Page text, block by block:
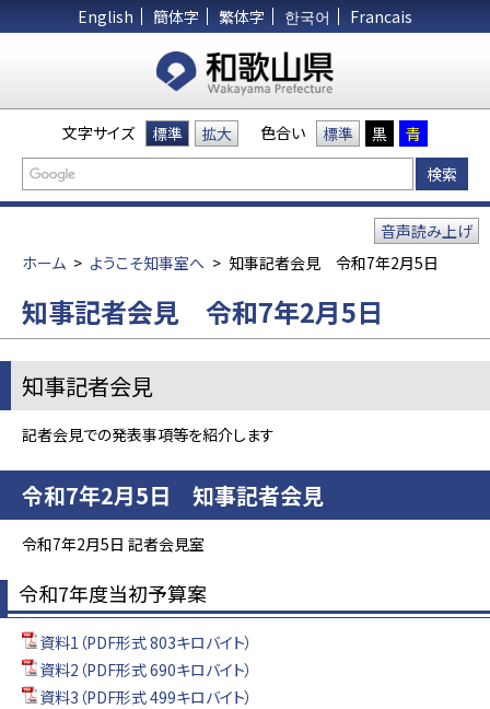
English 簡体字 繁体字 한국어 Francais
文字サイズ 標準 拡大 色合い 標準 黒 青
ホーム > ようこそ知事室へ > 知事記者会見 令和7年2月5日
音声読み上げ
知事記者会見 令和7年2月5日
知事記者会見
記者会見での発表事項等を紹介します
令和7年2月5日 知事記者会見
令和7年2月5日 記者会見室
令和7年度当初予算案
資料1（PDF形式 803キロバイト）
資料2（PDF形式 690キロバイト）
資料3（PDF形式 499キロバイト）